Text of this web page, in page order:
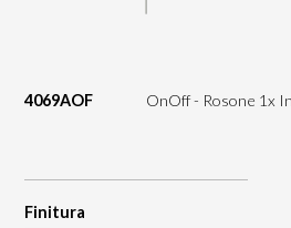
4069AOF OnOff - Rosone 1x
Finitura